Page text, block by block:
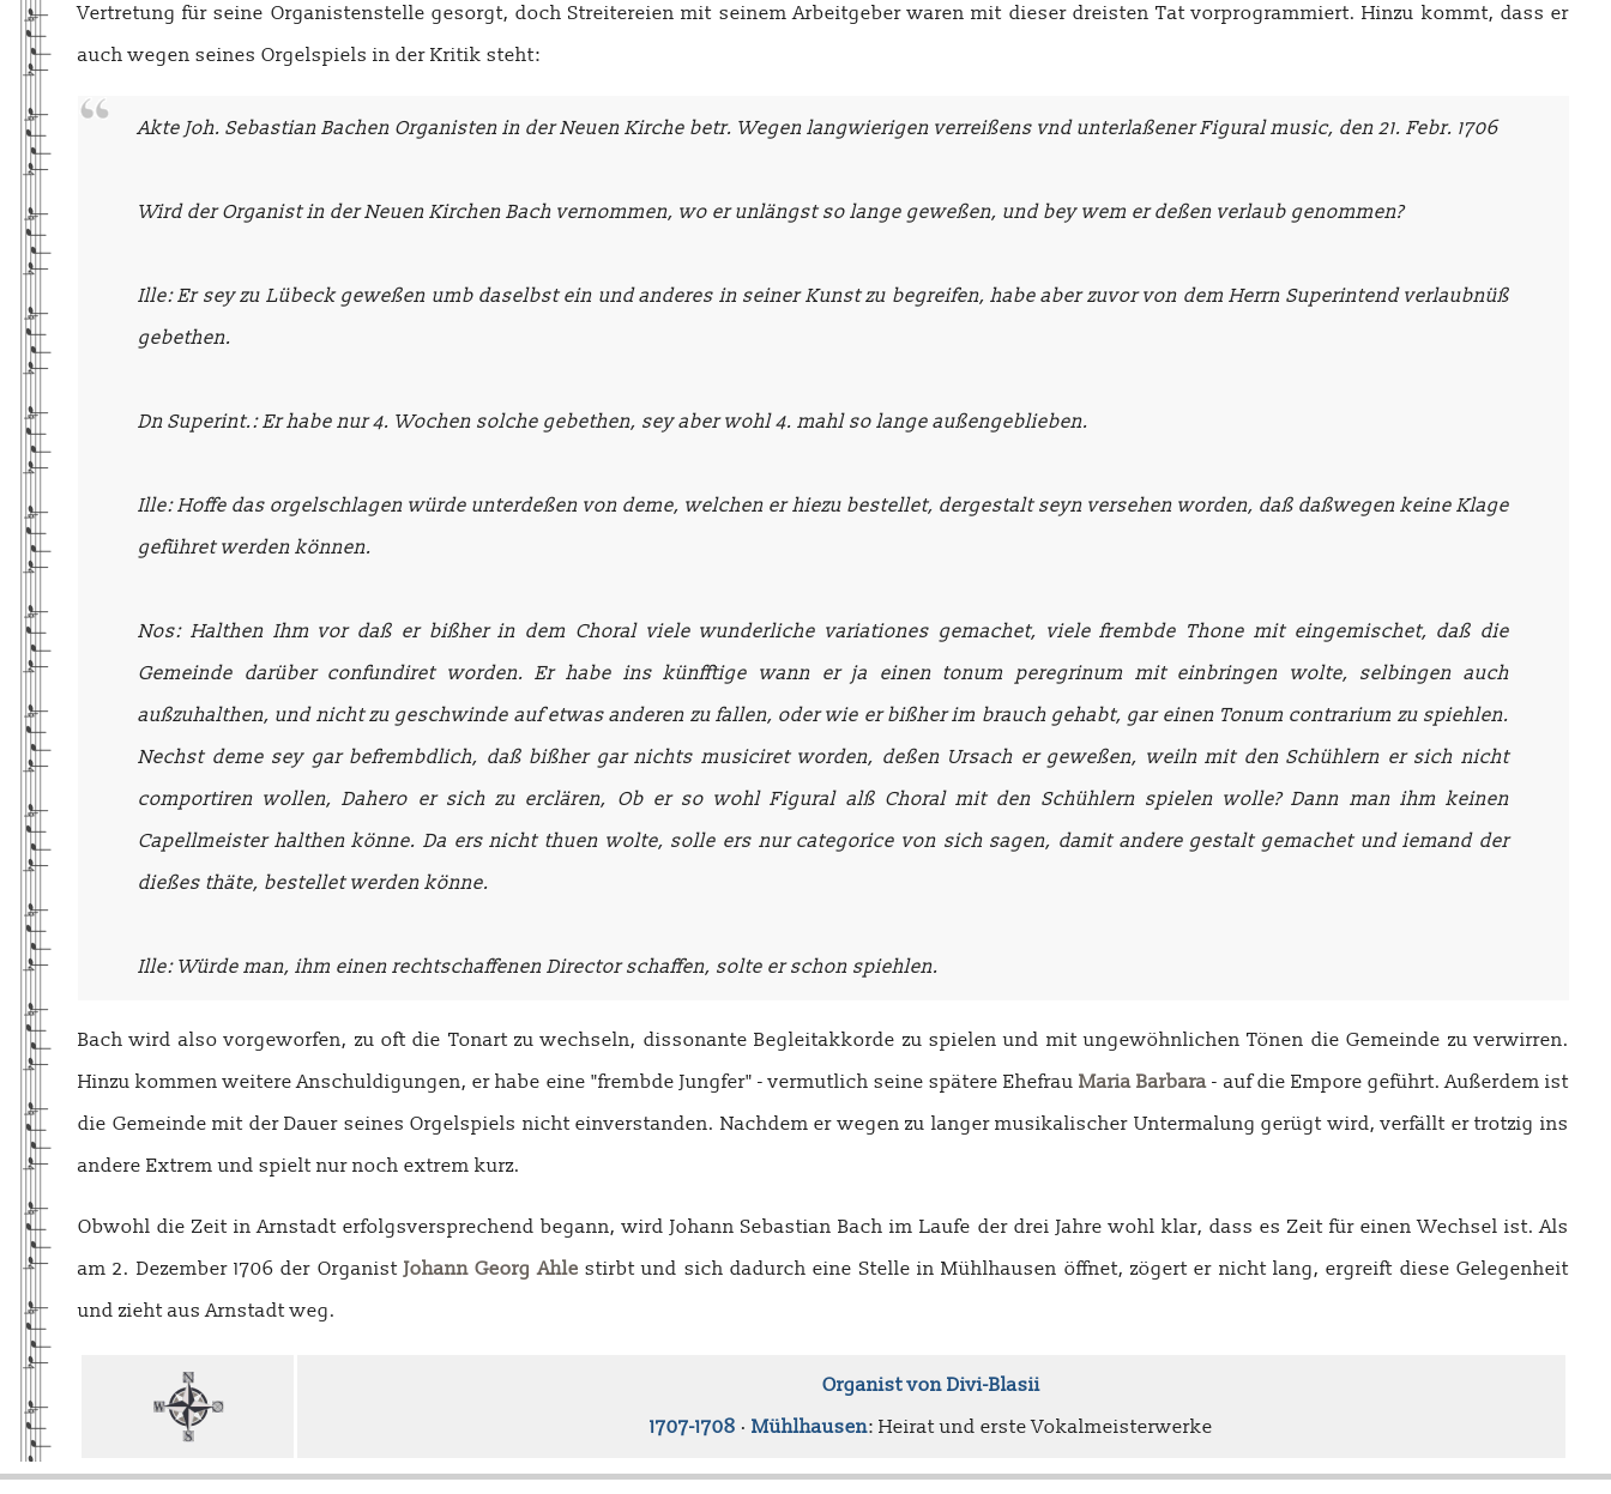
Vertretung für seine Organistenstelle gesorgt, doch Streitereien mit seinem Arbeitgeber waren mit dieser dreisten Tat vorprogrammiert. Hinzu kommt, dass er
auch wegen seines Orgelspiels in der Kritik steht:
Akte Joh. Sebastian Bachen Organisten in der Neuen Kirche betr. Wegen langwierigen verreißens vnd unterlaßener Figural music, den 21. Febr. 1706
Wird der Organist in der Neuen Kirchen Bach vernommen, wo er unlängst so lange geweßen, und bey wem er deßen verlaub genommen?
Ille: Er sey zu Lübeck geweßen umb daselbst ein und anderes in seiner Kunst zu begreifen, habe aber zuvor von dem Herrn Superintend verlaubnüß
gebethen.
Dn Superint.: Er habe nur 4. Wochen solche gebethen, sey aber wohl 4. mahl so lange außengeblieben.
Ille: Hoffe das orgelschlagen würde unterdeßen von deme, welchen er hiezu bestellet, dergestalt seyn versehen worden, daß daßwegen keine Klage
geführet werden können.
Nos: Halthen Ihm vor daß er bißher in dem Choral viele wunderliche variationes gemachet, viele frembde Thone mit eingemischet, daß die
Gemeinde darüber confundiret worden. Er habe ins künfftige wann er ja einen tonum peregrinum mit einbringen wolte, selbingen auch
außzuhalthen, und nicht zu geschwinde auf etwas anderen zu fallen, oder wie er bißher im brauch gehabt, gar einen Tonum contrarium zu spiehlen.
Nechst deme sey gar befrembdlich, daß bißher gar nichts musiciret worden, deßen Ursach er geweßen, weiln mit den Schühlern er sich nicht
comportiren wollen, Dahero er sich zu erclären, Ob er so wohl Figural alß Choral mit den Schühlern spielen wolle? Dann man ihm keinen
Capellmeister halthen könne. Da ers nicht thuen wolte, solle ers nur categorice von sich sagen, damit andere gestalt gemachet und iemand der
dießes thäte, bestellet werden könne.
Ille: Würde man, ihm einen rechtschaffenen Director schaffen, solte er schon spiehlen.
Bach wird also vorgeworfen, zu oft die Tonart zu wechseln, dissonante Begleitakkorde zu spielen und mit ungewöhnlichen Tönen die Gemeinde zu verwirren.
Hinzu kommen weitere Anschuldigungen, er habe eine "frembde Jungfer" - vermutlich seine spätere EhefrauMaria Barbara - auf die Empore geführt. Außerdem ist
die Gemeinde mit der Dauer seines Orgelspiels nicht einverstanden. Nachdem er wegen zu langer musikalischer Untermalung gerügt wird, verfällt er trotzig ins
andere Extrem und spielt nur noch extrem kurz.
Obwohl die Zeit in Arnstadt erfolgsversprechend begann, wird Johann Sebastian Bach im Laufe der drei Jahre wohl klar, dass es Zeit für einen Wechsel ist. Als
am 2. Dezember 1706 der OrganistJohann Georg Ahle stirbt und sich dadurch eine Stelle in Mühlhausen öffnet, zögert er nicht lang, ergreift diese Gelegenheit
und zieht aus Arnstadt weg.
Organist von Divi-Blasii
1707-1708 · Mühlhausen: Heirat und erste Vokalmeisterwerke